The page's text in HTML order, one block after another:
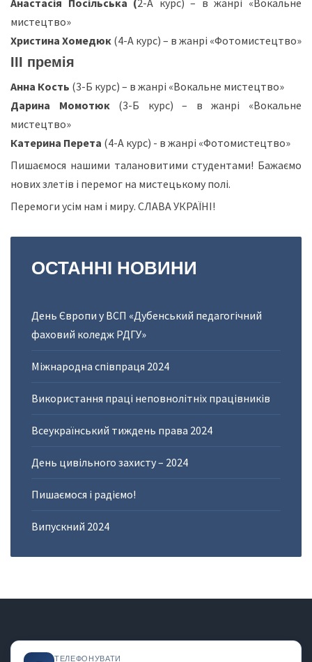
мистецтво»
Христина Хомедюк (4-А курс) – в жанрі «Фотомистецтво»
ІІІ премія
Анна Кость (3-Б курс) – в жанрі «Вокальне мистецтво»
Дарина Момотюк (3-Б курс) – в жанрі «Вокальне
мистецтво»
Катерина Перета (4-А курс) - в жанрі «Фотомистецтво»
Пишаємося нашими талановитими студентами! Бажаємо
нових злетів і перемог на мистецькому полі.
Перемоги усім нам і миру. СЛАВА УКРАЇНІ!
ОСТАННІ НОВИНИ
День Європи у ВСП «Дубенський педагогічний
фаховий коледж РДГУ»
Міжнародна співпраця 2024
Використання праці неповнолітніх працівників
Всеукраїнський тиждень права 2024
День цивільного захисту – 2024
Пишаємося і радіємо!
Випускний 2024
ТЕЛЕФОНУВАТИ